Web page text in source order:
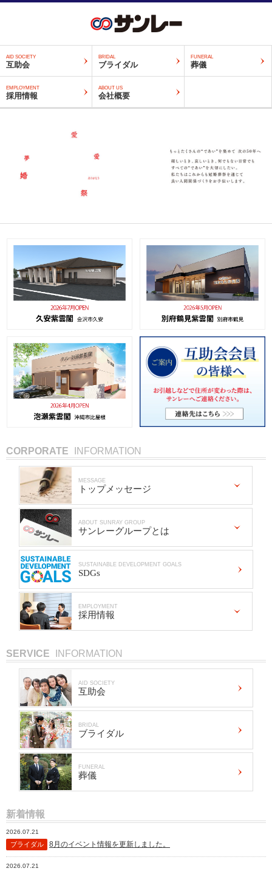
AID SOCIETY
互助会
BRIDAL
ブライダル
FUNERAL
葬儀
EMPLOYMENT
採用情報
ABOUT US
会社概要
CORPORATE INFORMATION
MESSAGE
トップメッセージ
ABOUT SUNRAY GROUP
サンレーグループとは
SUSTAINABLE DEVELOPMENT GOALS
SDGs
EMPLOYMENT
採用情報
SERVICE INFORMATION
AID SOCIETY
互助会
BRIDAL
ブライダル
FUNERAL
葬儀
新着情報
2026.07.21
ブライダル 8月のイベント情報を更新しました。
2026.07.21